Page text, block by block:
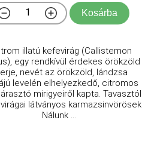
Kosárba
illatú kefevirág (Callistemon
egy rendkívül érdekes örökzöld
nevét az örökzöld, lándzsa
levelén elhelyezkedő, citromos
mirigyeiről kapta. Tavasztól
látványos karmazsinvörösek.
Nálunk ...